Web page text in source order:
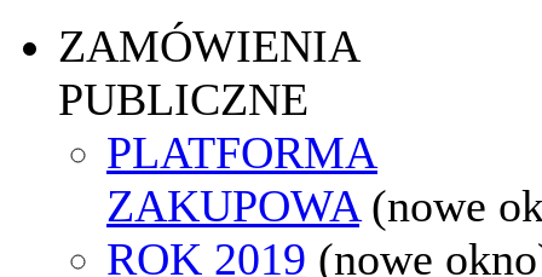
ZAMÓWIENIA
PUBLICZNE
PLATFORMA
ZAKUPOWA (nowe
ROK 2019 (nowe